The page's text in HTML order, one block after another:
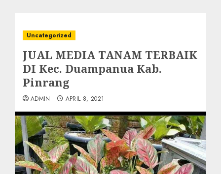
Uncategorized
JUAL MEDIA TANAM TERBAIK
DI Kec. Duampanua Kab.
Pinrang
ADMIN APRIL 8, 2021